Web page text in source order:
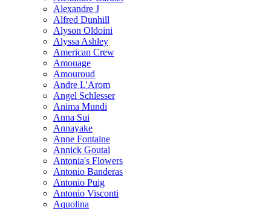
Alexandre J
Alfred Dunhill
Alyson Oldoini
Alyssa Ashley
American Crew
Amouage
Amouroud
Andre L'Arom
Angel Schlesser
Anima Mundi
Anna Sui
Annayake
Anne Fontaine
Annick Goutal
Antonia's Flowers
Antonio Banderas
Antonio Puig
Antonio Visconti
Aquolina